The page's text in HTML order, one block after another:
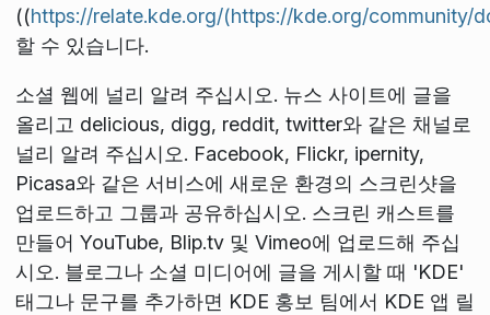
((https://relate.kde.org/(https://kde.org/community/
할 수 있습니다.
소셜 웹에 널리 알려 주십시오. 뉴스 사이트에 글을
올리고 delicious, digg, reddit, twitter와 같은 채널로
널리 알려 주십시오. Facebook, Flickr, ipernity,
Picasa와 같은 서비스에 새로운 환경의 스크린샷을
업로드하고 그룹과 공유하십시오. 스크린 캐스트를
만들어 YouTube, Blip.tv 및 Vimeo에 업로드해 주십
시오. 블로그나 소셜 미디어에 글을 게시할 때 'KDE'
태그나 문구를 추가하면 KDE 홍보 팀에서 KDE 앱 릴